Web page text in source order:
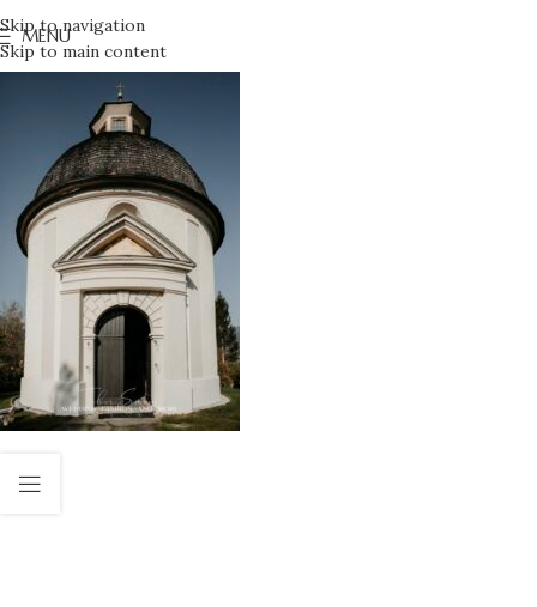
Skip to navigation
Skip to main content
MENU